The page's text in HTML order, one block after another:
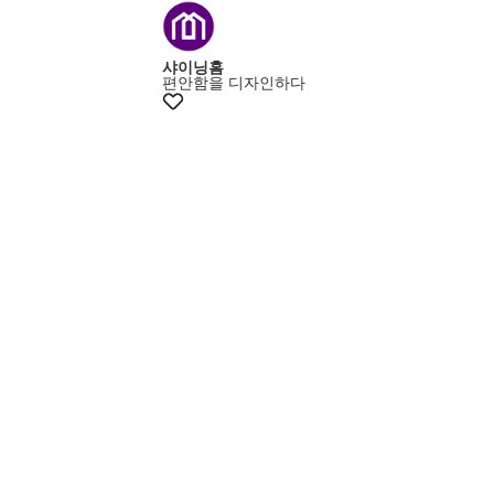
+15% 쿠폰
샤이닝홈
편안함을 디자인하다